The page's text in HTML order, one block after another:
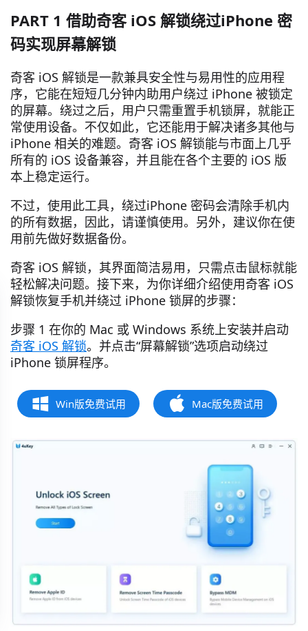
PART 1 借助奇客 iOS 解锁绕过iPhone 密
码实现屏幕解锁
奇客 iOS 解锁是一款兼具安全性与易用性的应用程
序，它能在短短几分钟内助用户绕过 iPhone 被锁定
的屏幕。绕过之后，用户只需重置手机锁屏，就能正
常使用设备。不仅如此，它还能用于解决诸多其他与
iPhone 相关的难题。奇客 iOS 解锁能与市面上几乎
所有的 iOS 设备兼容，并且能在各个主要的 iOS 版
本上稳定运行。
不过，使用此工具，绕过iPhone 密码会清除手机内
的所有数据，因此，请谨慎使用。另外，建议你在使
用前先做好数据备份。
奇客 iOS 解锁，其界面简洁易用，只需点击鼠标就能
轻松解决问题。接下来，为你详细介绍使用奇客 iOS
解锁恢复手机并绕过 iPhone 锁屏的步骤：
步骤 1 在你的 Mac 或 Windows 系统上安装并启动
奇客 iOS 解锁。并点击“屏幕解锁”选项启动绕过
iPhone 锁屏程序。
Win版免费试用 Mac版免费试用